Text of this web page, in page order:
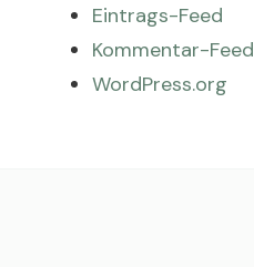
Eintrags-Feed
Kommentar-Feed
WordPress.org